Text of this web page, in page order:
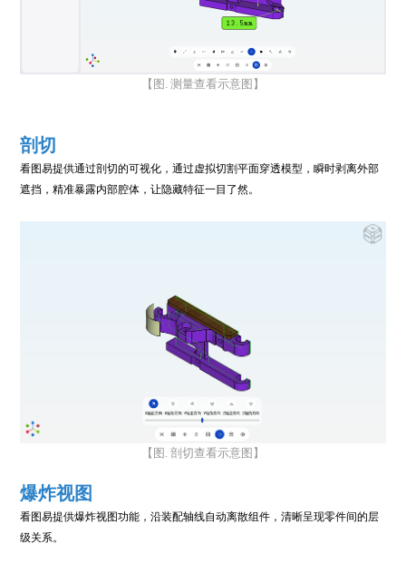
【图. 测量查看示意图】
剖切
看图易提供通过剖切的可视化，通过虚拟切割平面穿透模型，瞬时剥离外部
遮挡，精准暴露内部腔体，让隐藏特征一目了然。
【图. 剖切查看示意图】
爆炸视图
看图易提供爆炸视图功能，沿装配轴线自动离散组件，清晰呈现零件间的层
级关系。